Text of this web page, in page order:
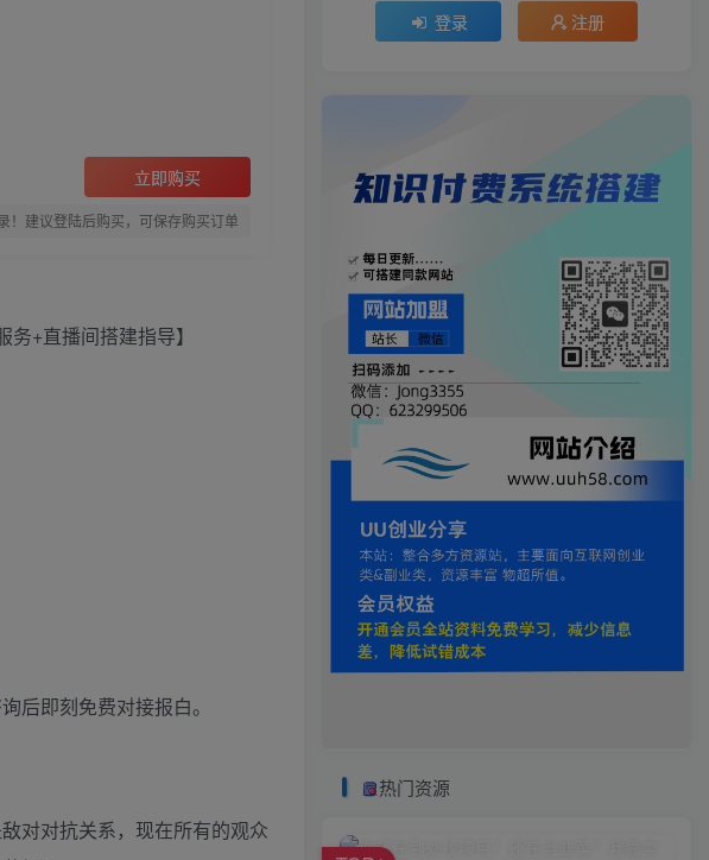
立即购买
！建议登陆后购买，可保存购买订单
后即刻免费对接报白。
对对抗关系，现在所有的观众
登录 注册
热门资源